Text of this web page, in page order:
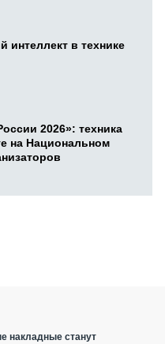
интеллект в технике
2026»: техника
на Национальном
накладные станут